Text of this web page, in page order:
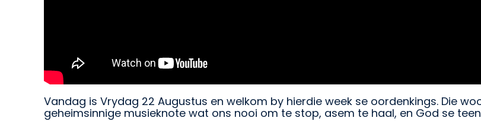
Vandag is Vrydag 22 Augustus en welkom by hierdie week se oordenkings. Die
geheimsinnige musieknote wat ons nooi om te stop, asem te haal, en God se